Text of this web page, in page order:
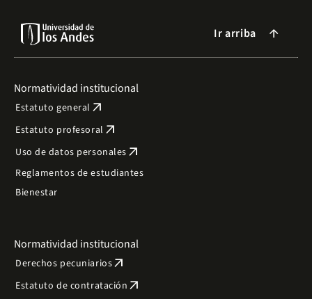
Ir arriba arrow_forward
Normatividad institucional
Estatuto general arrow_outward
Estatuto profesoral arrow_outward
Uso de datos personales arrow_outward
Reglamentos de estudiantes
Bienestar
Normatividad institucional
Derechos pecuniariosarrow_outward
Estatuto de contratación arrow_outward